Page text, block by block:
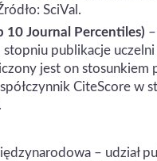
SciVal.
10 Journal Percentiles)
publikacje
jest on
CiteScore w
– udział